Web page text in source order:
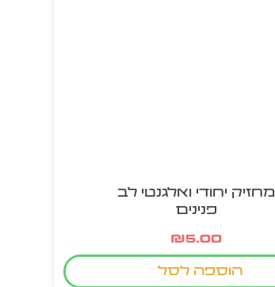
מחזיק יחודי ואלגנטי לב
פנינים
₪5.00
הוספה לסל